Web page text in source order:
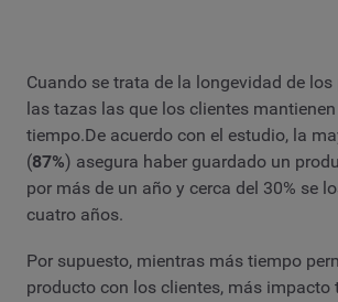
Cuando se trata de la longevidad de
las tazas las que los clientes
tiempo.De acuerdo con el estudio, la
(87%) asegura haber guardado un
por más de un año y cerca del 30% se
cuatro años.
Por supuesto, mientras más tiempo
producto con los clientes, más impacto